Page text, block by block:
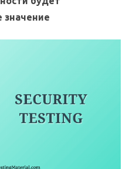
значение